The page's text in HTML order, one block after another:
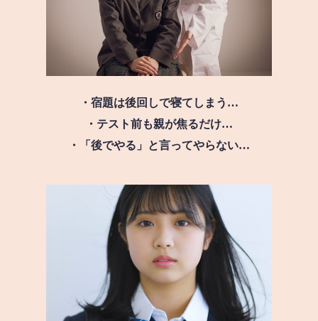
・宿題は後回しで寝てしまう…
・テスト前も親が焦るだけ…
・「後でやる」と言ってやらない…